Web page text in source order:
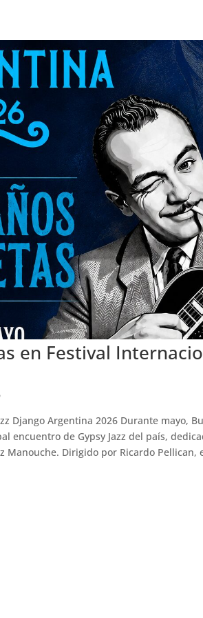
en Festival
Django Argentina 2026 Durante mayo,
encuentro de Gypsy Jazz del país,
Manouche. Dirigido por Ricardo Pellican,